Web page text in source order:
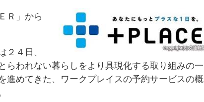
Ｒ」から
４日、
らわれない暮らしをより具現化する取り組みの一
進めてきた、ワークプレイスの予約サービスの概